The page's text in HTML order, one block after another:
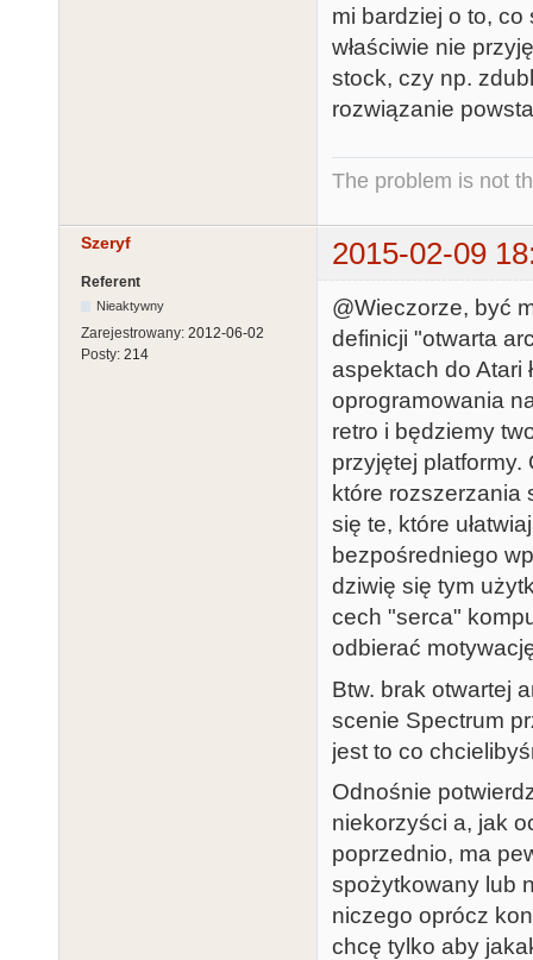
mi bardziej o to, co
właściwie nie
stock, czy np.
rozwiązanie
The problem is not
Szeryf 2015-02-09
Referent
Nieaktywny
Zarejestrowany: 2012-06-02
Posty: 214
@Wieczorze, być
definicji "otwarta
aspektach do Atari
oprogramowania
retro i będziemy
przyjętej
które rozszerzania
się te, które
bezpośredniego
dziwię się tym
cech "serca"
odbierać
Btw. brak otwartej
scenie Spectrum
jest to co
Odnośnie
niekorzyści a, jak
poprzednio, ma
spożytkowany lub
niczego oprócz
chcę tylko aby